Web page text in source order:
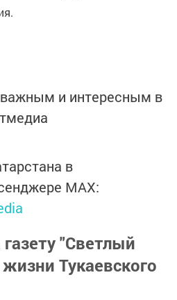
и интересным в
в
MАХ:
"Светлый
Тукаевского